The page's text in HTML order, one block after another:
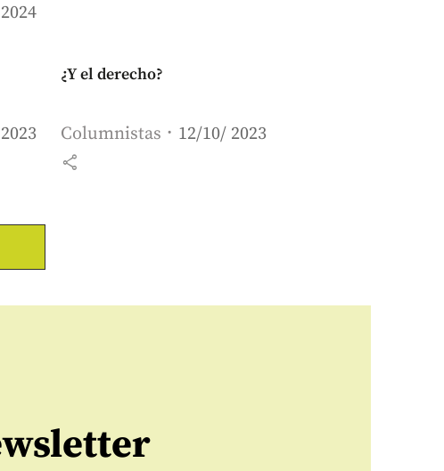
¿Y el derecho?
Columnistas 12/10/ 2023
share